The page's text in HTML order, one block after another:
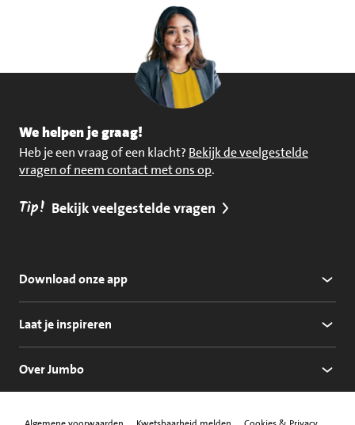
We helpen je graag!
Heb je een vraag of een klacht? Bekijk de veelgestelde
vragen of neem contact met ons op.
Tip! Bekijk veelgestelde vragen
Download onze app
Laat je inspireren
Over Jumbo